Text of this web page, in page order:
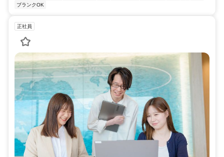
ブランクOK
正社員